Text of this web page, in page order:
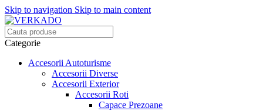
Skip to navigation Skip to main content
Categorie
Accesorii Autoturisme
Accesorii Diverse
Accesorii Exterior
Accesorii Roti
Capace Prezoane